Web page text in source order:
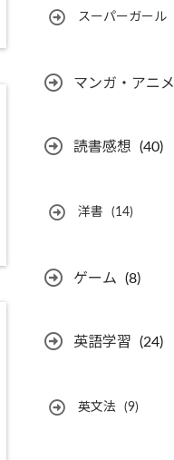
スーパーガール
マンガ・アニメ
読書感想 (40)
洋書 (14)
ゲーム (8)
英語学習 (24)
英文法 (9)